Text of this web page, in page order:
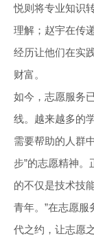
悦则将专业知识
理解；赵宇在传
经历让他们在实
财富。
如今，志愿服务
线。越来越多的
需要帮助的人群
步”的志愿精神
的不仅是技术技
青年。”在志愿
代之约，让志愿